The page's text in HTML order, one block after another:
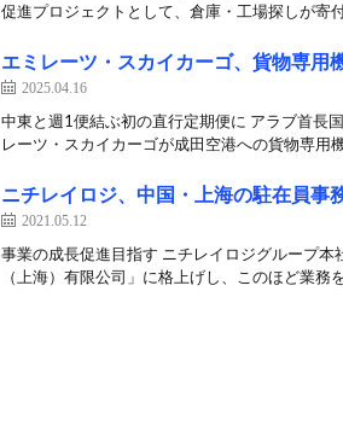
促進プロジェクトとして、倉庫・工場探しが寄
エミレーツ・スカイカーゴ、貨物専用
2025.04.16
中東と週1便結ぶ初の直行定期便に アラブ首長
レーツ・スカイカーゴが成田空港への貨物専用
ニチレイロジ、中国・上海の駐在員事
2021.05.12
事業の成長促進目指す ニチレイロジグループ
（上海）有限公司」に格上げし、このほど業務